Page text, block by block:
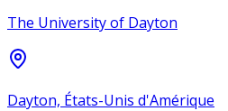
The University of Dayton
Dayton, États-Unis d'Amérique